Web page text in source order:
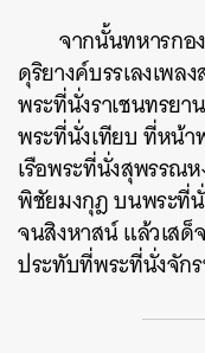
จากนั้นทหารกอ
ดุริยางค์บรรเลงเพล
พระที่นั่งราเชนทรย
พระที่นั่งเทียบที่หน้า
เรือพระที่นั่งสุพรรณ
พิชัยมงกุฎบนพระที่
จนสิงหาสน์แล้วเส
ประทับที่พระที่นั่งจัก